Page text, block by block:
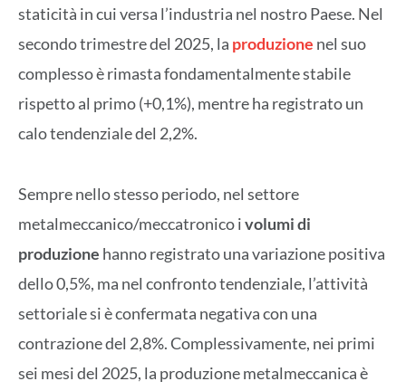
staticità in cui versa l’industria nel nostro Paese. Nel
secondo trimestre del 2025, la produzione nel suo
complesso è rimasta fondamentalmente stabile
rispetto al primo (+0,1%), mentre ha registrato un
calo tendenziale del 2,2%.
Sempre nello stesso periodo, nel settore
metalmeccanico/meccatronico ivolumi di
produzione hanno registrato una variazione positiva
dello 0,5%, ma nel confronto tendenziale, l’attività
settoriale si è confermata negativa con una
contrazione del 2,8%. Complessivamente, nei primi
sei mesi del 2025, la produzione metalmeccanica è